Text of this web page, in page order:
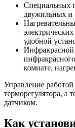
Специальных
двужильных и
удобной
Инфракрасной
комнате,
Управление
терморегулятора, а
датчиком.
Как